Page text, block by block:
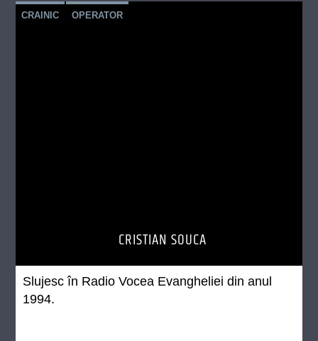
CRAINIC OPERATOR
CRISTIAN SOUCA
Slujesc în Radio Vocea Evangheliei din anul
1994.